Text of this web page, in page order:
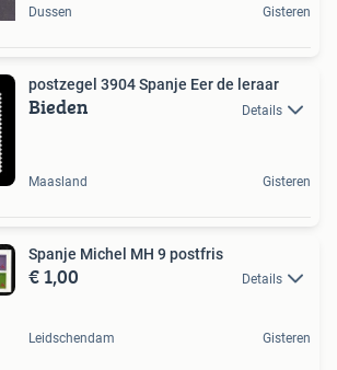
Dussen Gisteren
postzegel 3904 Spanje Eer de leraar
Bieden Details
Maasland Gisteren
Spanje Michel MH 9 postfris
€ 1,00 Details
Leidschendam Gisteren